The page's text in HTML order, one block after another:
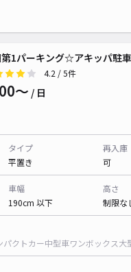
1パーキング☆アキッパ駐
4.2 / 5件
〜 / 日
タイプ
平置き
再入庫
可
車幅
190cm 以下
高さ
制限な
パクトカー中型車ワンボックス大